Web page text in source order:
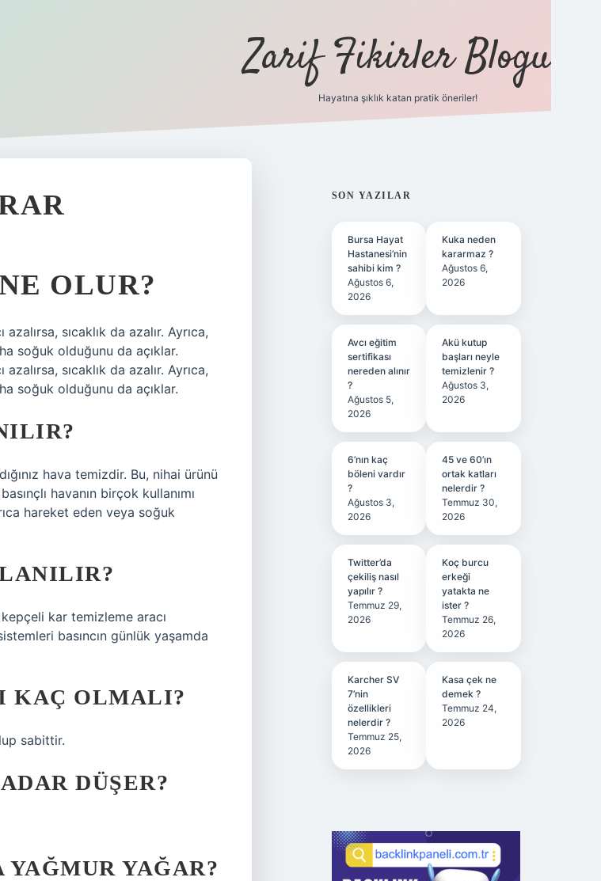
Zarif Fikirler Blogu
Hayatına şıklık katan pratik öneriler!
OLUR?
sıcaklık da azalır. Ayrıca,
soğuk olduğunu da açıklar.
sıcaklık da azalır. Ayrıca,
soğuk olduğunu da açıklar.
hava temizdir. Bu, nihai ürünü
havanın birçok kullanımı
hareket eden veya soğuk
kar temizleme aracı
basıncın günlük yaşamda
KAÇ OLMALI?
sabittir.
DÜŞER?
YAĞAR?
SIDEBAR
SON YAZILAR
Bursa Hayat
Hastanesi’nin
sahibi kim ?
Ağustos 6,
2026
Kuka neden
kararmaz ?
Ağustos 6,
2026
Avcı eğitim
sertifikası
nereden alınır
?
Ağustos 5,
2026
Akü kutup
başları neyle
temizlenir ?
Ağustos 3,
2026
6’nın kaç
böleni vardır
?
Ağustos 3,
2026
45 ve 60’ın
ortak katları
nelerdir ?
Temmuz 30,
2026
Twitter’da
çekiliş nasıl
yapılır ?
Temmuz 29,
2026
Koç burcu
erkeği
yatakta ne
ister ?
Temmuz 26,
2026
Karcher SV
7’nin
özellikleri
nelerdir ?
Temmuz 25,
2026
Kasa çek ne
demek ?
Temmuz 24,
2026